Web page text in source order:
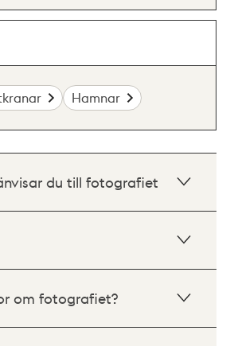
Hamnar
du till fotografiet
om fotografiet?